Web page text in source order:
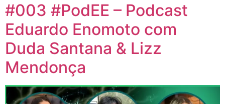
#003 #PodEE – Podcast
Eduardo Enomoto com
Duda Santana & Lizz
Mendonça